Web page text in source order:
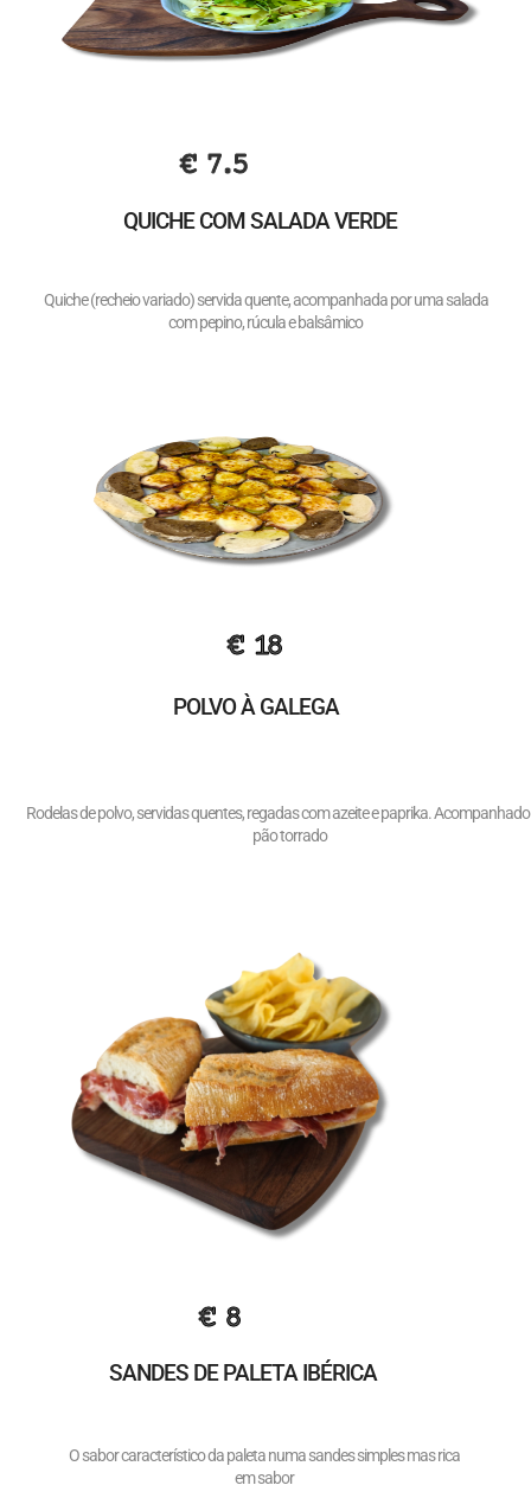
€ 7.5
QUICHE COM SALADA VERDE
Quiche (recheio variado) servida quente, acompanhada por uma salada
com pepino, rúcula e balsâmico
€ 18
POLVO À GALEGA
Rodelas de polvo, servidas quentes, regadas com azeite e paprika.
pão torrado
€ 8
SANDES DE PALETA IBÉRICA
O sabor característico da paleta numa sandes simples mas rica
em sabor